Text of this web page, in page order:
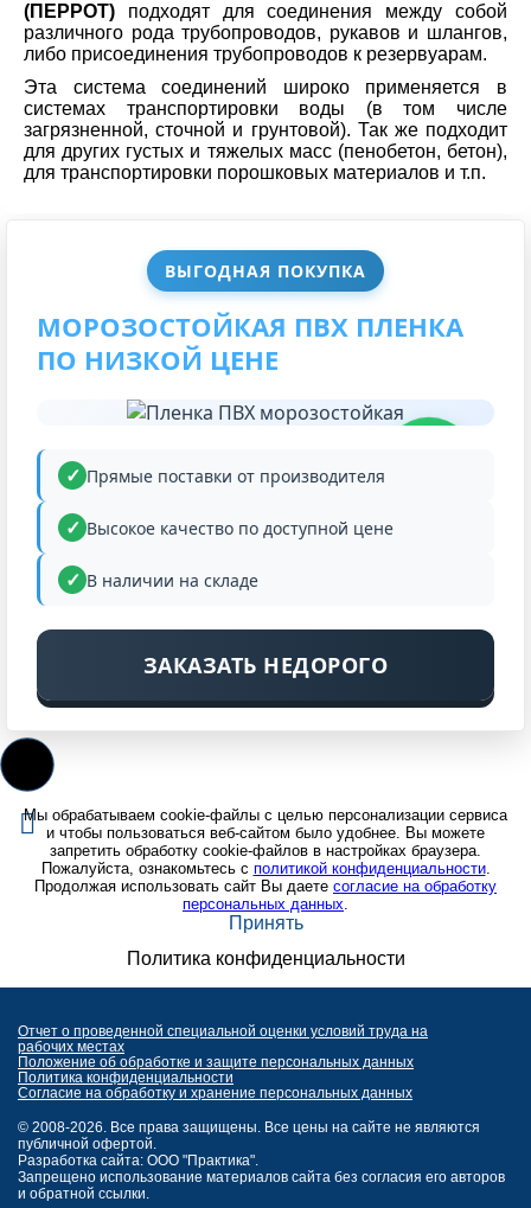
ВЫГОДНАЯ ПОКУПКА
МОРОЗОСТОЙКАЯ ПВХ ПЛЕНКА
ПО НИЗКОЙ ЦЕНЕ
Прямые поставки от производителя
Высокое качество по доступной цене
В наличии на складе
ЗАКАЗАТЬ НЕДОРОГО
(ПЕРРОТ) подходят для соединения между собой
различного рода трубопроводов, рукавов и шлангов,
либо присоединения трубопроводов к резервуарам.
Эта система соединений широко применяется в
системах транспортировки воды (в том числе
загрязненной, сточной и грунтовой). Так же подходит
для других густых и тяжелых масс (пенобетон, бетон),
для транспортировки порошковых материалов и т.п.
Мы обрабатываем cookie-файлы с целью персонализации сервиса
и чтобы пользоваться веб-сайтом было удобнее. Вы можете
запретить обработку cookie-файлов в настройках браузера.
Пожалуйста, ознакомьтесь с политикой конфиденциальности.
Продолжая использовать сайт Вы даете согласие на обработку
персональных данных.
Принять
Политика конфиденциальности
Отчет о проведенной специальной оценки условий труда на
рабочих местах
Положение об обработке и защите персональных данных
Политика конфиденциальности
Согласие на обработку и хранение персональных данных
© 2008-2026. Все права защищены. Все цены на сайте не являются
публичной офертой.
Разработка сайта: ООО "Практика".
Запрещено использование материалов сайта без согласия его авторов
и обратной ссылки.